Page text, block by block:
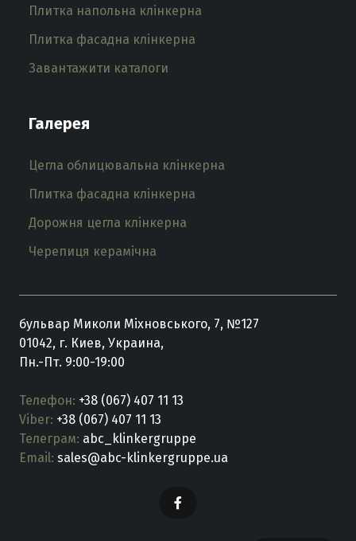
Плитка напольна клінкерна
Плитка фасадна клінкерна
Завантажити каталоги
Галерея
Цегла облицювальна клінкерна
Плитка фасадна клінкерна
Дорожня цегла клінкерна
Черепиця керамічна
бульвар Миколи Міхновського, 7, №127
01042, г. Киев, Украина,
Пн.-Пт. 9:00-19:00
Телефон: +38 (067) 407 11 13
Viber: +38 (067) 407 11 13
Телеграм: abc_klinkergruppe
Email: sales@abc-klinkergruppe.ua